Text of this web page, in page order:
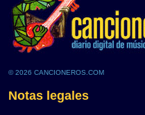
© 2026 CANCIONEROS.COM
Notas legales